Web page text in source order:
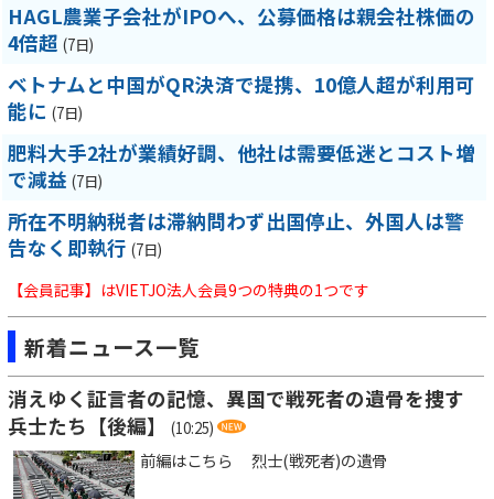
HAGL農業子会社がIPOへ、公募価格は親会社株価の
4倍超 (7日)
ベトナムと中国がQR決済で提携、10億人超が利用可
能に (7日)
肥料大手2社が業績好調、他社は需要低迷とコスト増
で減益 (7日)
所在不明納税者は滞納問わず出国停止、外国人は警
告なく即執行 (7日)
【会員記事】はVIETJO法人会員9つの特典の1つです
新着ニュース一覧
消えゆく証言者の記憶、異国で戦死者の遺骨を捜す
兵士たち【後編】
(10:25)
前編はこちら 烈士(戦死者)の遺骨